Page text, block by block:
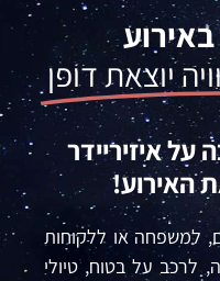
יוצאת דופן
על איזיריידר
האירוע!
למשפחה או ללקוחות
לרכב על בטוח, טיולי